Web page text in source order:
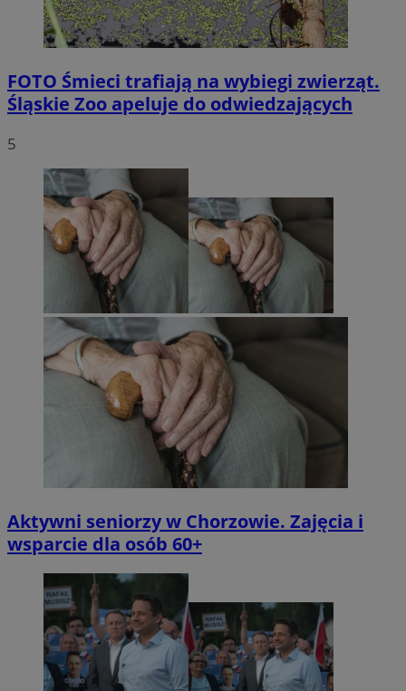
FOTO Śmieci trafiają na wybiegi zwierząt.
Śląskie Zoo apeluje do odwiedzających
5
Aktywni seniorzy w Chorzowie. Zajęcia i
wsparcie dla osób 60+